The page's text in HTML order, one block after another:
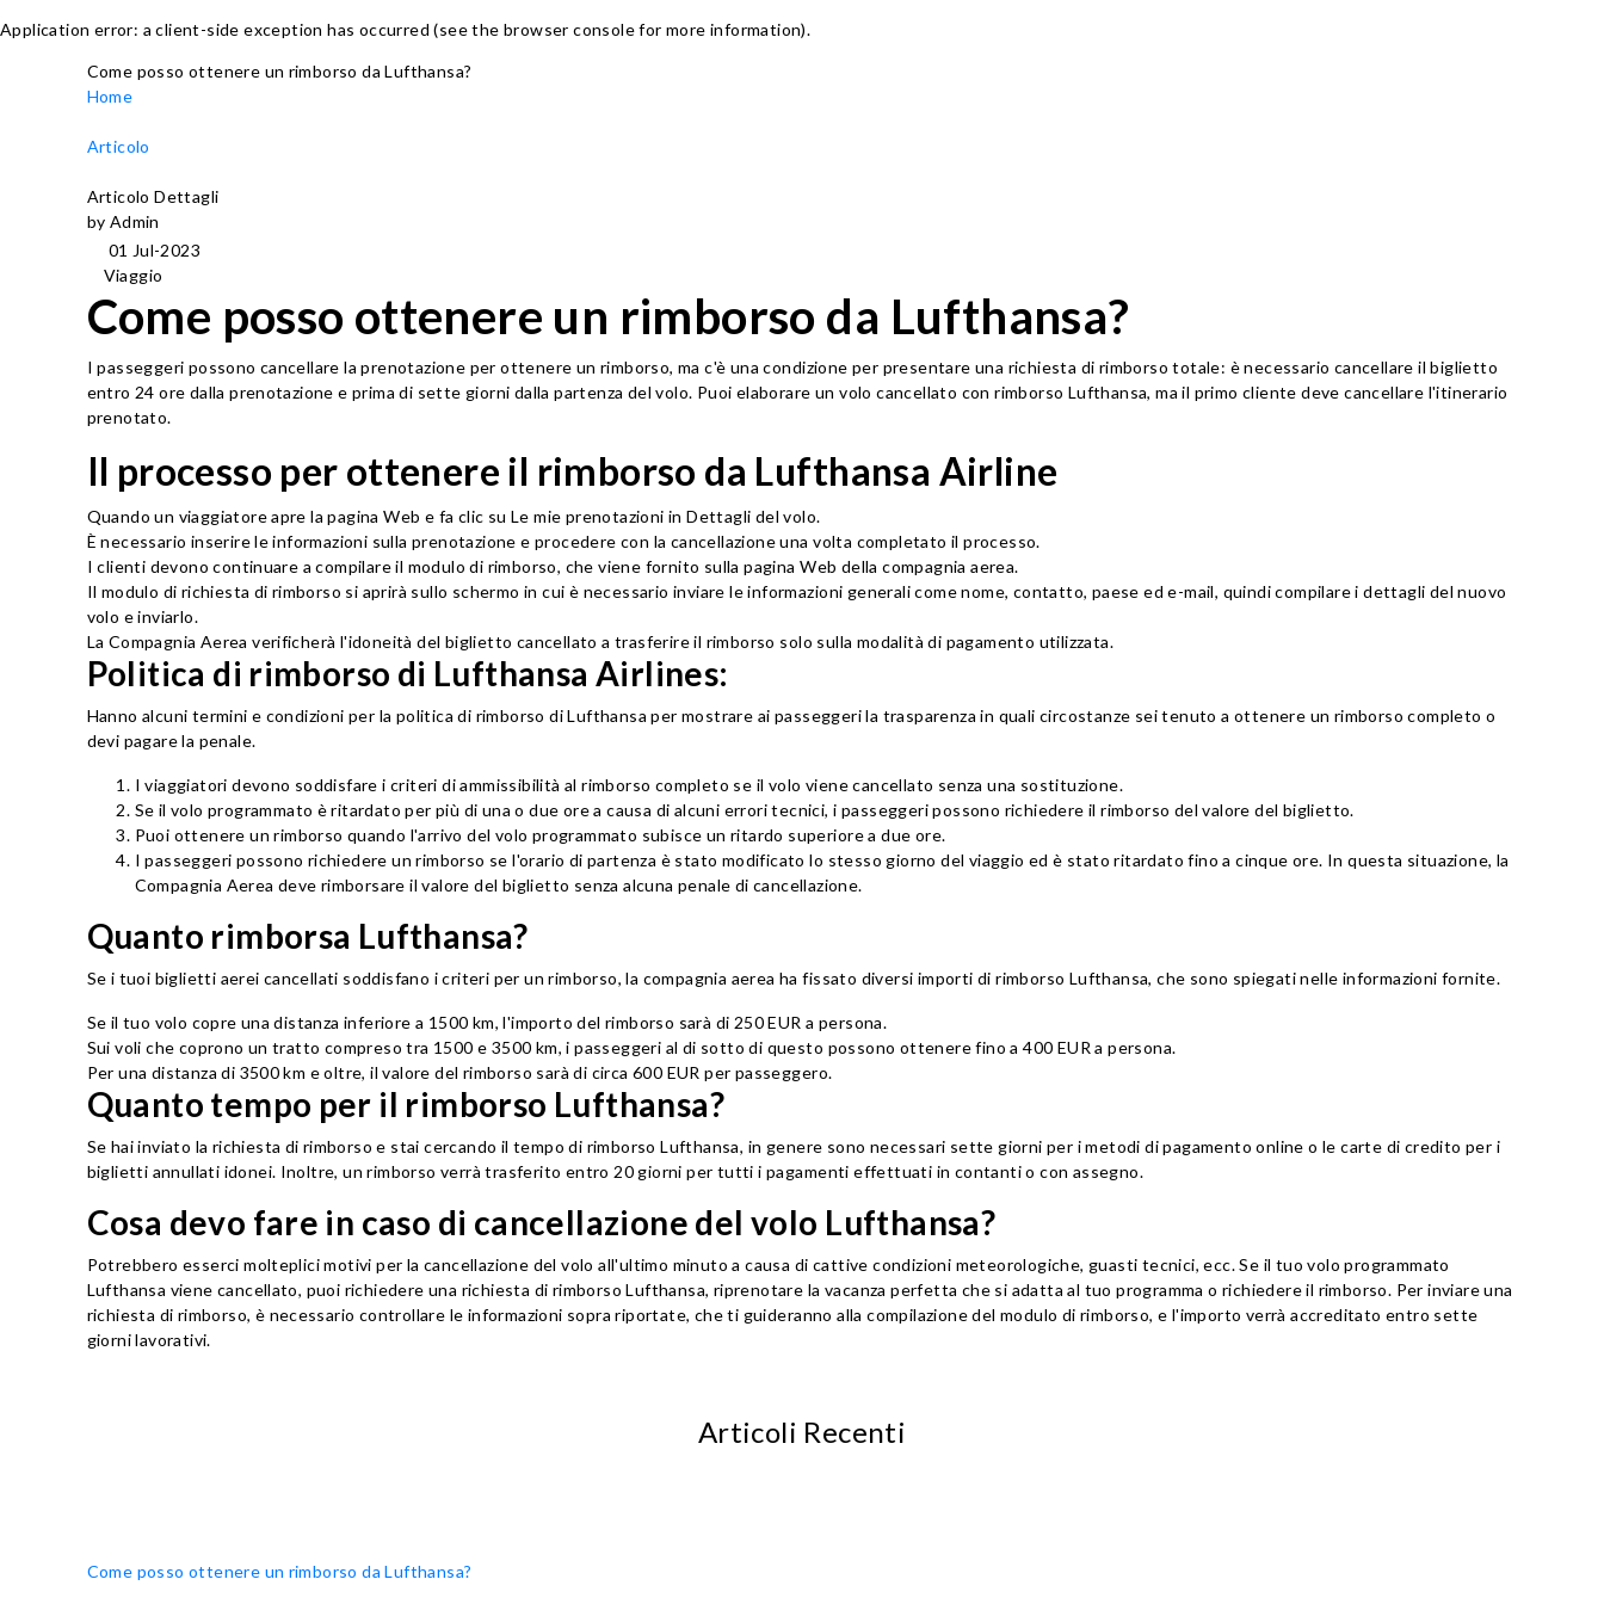
Application error: a client-side exception has occurred (see the browser console for more information).
Come posso ottenere un rimborso da Lufthansa?
Home
Articolo
Articolo Dettagli
by Admin
01 Jul-2023
Viaggio
Come posso ottenere un rimborso da Lufthansa?
I passeggeri possono cancellare la prenotazione per ottenere un rimborso, ma c'è una condizione per presentare una richiesta di rimborso totale: è necessario cancellare il biglietto
entro 24 ore dalla prenotazione e prima di sette giorni dalla partenza del volo. Puoi elaborare un volo cancellato con rimborso Lufthansa, ma il primo cliente deve cancellare l'itinerario
prenotato.
Il processo per ottenere il rimborso da Lufthansa Airline
Quando un viaggiatore apre la pagina Web e fa clic su Le mie prenotazioni in Dettagli del volo.
È necessario inserire le informazioni sulla prenotazione e procedere con la cancellazione una volta completato il processo.
I clienti devono continuare a compilare il modulo di rimborso, che viene fornito sulla pagina Web della compagnia aerea.
Il modulo di richiesta di rimborso si aprirà sullo schermo in cui è necessario inviare le informazioni generali come nome, contatto, paese ed e-mail, quindi compilare i dettagli del nuovo
volo e inviarlo.
La Compagnia Aerea verificherà l'idoneità del biglietto cancellato a trasferire il rimborso solo sulla modalità di pagamento utilizzata.
Politica di rimborso di Lufthansa Airlines:
Hanno alcuni termini e condizioni per la politica di rimborso di Lufthansa per mostrare ai passeggeri la trasparenza in quali circostanze sei tenuto a ottenere un rimborso completo o
devi pagare la penale.
I viaggiatori devono soddisfare i criteri di ammissibilità al rimborso completo se il volo viene cancellato senza una sostituzione.
Se il volo programmato è ritardato per più di una o due ore a causa di alcuni errori tecnici, i passeggeri possono richiedere il rimborso del valore del biglietto.
Puoi ottenere un rimborso quando l'arrivo del volo programmato subisce un ritardo superiore a due ore.
I passeggeri possono richiedere un rimborso se l'orario di partenza è stato modificato lo stesso giorno del viaggio ed è stato ritardato fino a cinque ore. In questa situazione, la
Compagnia Aerea deve rimborsare il valore del biglietto senza alcuna penale di cancellazione.
Quanto rimborsa Lufthansa?
Se i tuoi biglietti aerei cancellati soddisfano i criteri per un rimborso, la compagnia aerea ha fissato diversi importi di rimborso Lufthansa, che sono spiegati nelle informazioni fornite.
Se il tuo volo copre una distanza inferiore a 1500 km, l'importo del rimborso sarà di 250 EUR a persona.
Sui voli che coprono un tratto compreso tra 1500 e 3500 km, i passeggeri al di sotto di questo possono ottenere fino a 400 EUR a persona.
Per una distanza di 3500 km e oltre, il valore del rimborso sarà di circa 600 EUR per passeggero.
Quanto tempo per il rimborso Lufthansa?
Se hai inviato la richiesta di rimborso e stai cercando il tempo di rimborso Lufthansa, in genere sono necessari sette giorni per i metodi di pagamento online o le carte di credito per i
biglietti annullati idonei. Inoltre, un rimborso verrà trasferito entro 20 giorni per tutti i pagamenti effettuati in contanti o con assegno.
Cosa devo fare in caso di cancellazione del volo Lufthansa?
Potrebbero esserci molteplici motivi per la cancellazione del volo all'ultimo minuto a causa di cattive condizioni meteorologiche, guasti tecnici, ecc. Se il tuo volo programmato
Lufthansa viene cancellato, puoi richiedere una richiesta di rimborso Lufthansa, riprenotare la vacanza perfetta che si adatta al tuo programma o richiedere il rimborso. Per inviare una
richiesta di rimborso, è necessario controllare le informazioni sopra riportate, che ti guideranno alla compilazione del modulo di rimborso, e l'importo verrà accreditato entro sette
giorni lavorativi.
Articoli Recenti
Come posso ottenere un rimborso da Lufthansa?